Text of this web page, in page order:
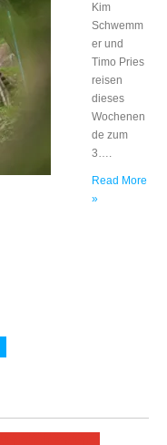
Kim
Schwemm
er und
Timo Pries
reisen
dieses
Wochenen
de zum
3….
Read More
»